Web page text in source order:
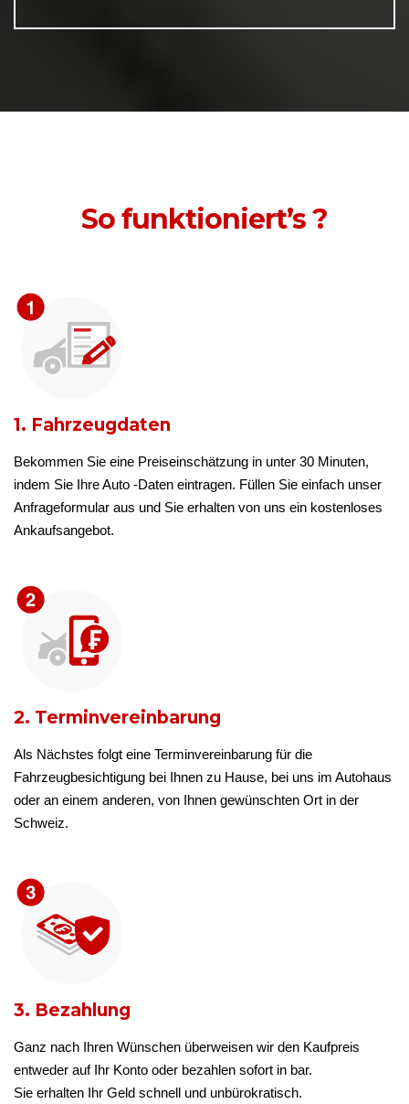
So funktioniert’s ?
1. Fahrzeugdaten
Bekommen Sie eine Preiseinschätzung in unter 30 Minuten,
indem Sie Ihre Auto -Daten eintragen. Füllen Sie einfach unser
Anfrageformular aus und Sie erhalten von uns ein kostenloses
Ankaufsangebot.
2. Terminvereinbarung
Als Nächstes folgt eine Terminvereinbarung für die
Fahrzeugbesichtigung bei Ihnen zu Hause, bei uns im Autohaus
oder an einem anderen, von Ihnen gewünschten Ort in der
Schweiz.
3. Bezahlung
Ganz nach Ihren Wünschen überweisen wir den Kaufpreis
entweder auf Ihr Konto oder bezahlen sofort in bar.
Sie erhalten Ihr Geld schnell und unbürokratisch.